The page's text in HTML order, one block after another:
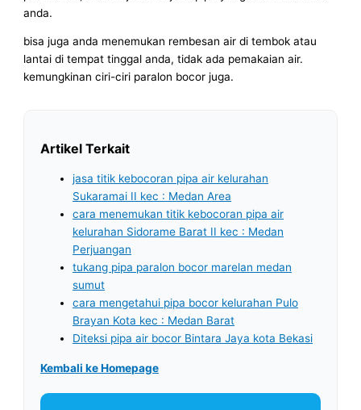
anda.
bisa juga anda menemukan rembesan air di tembok atau
lantai di tempat tinggal anda, tidak ada pemakaian air.
kemungkinan ciri-ciri paralon bocor juga.
Artikel Terkait
jasa titik kebocoran pipa air kelurahan
Sukaramai II kec : Medan Area
cara menemukan titik kebocoran pipa air
kelurahan Sidorame Barat II kec : Medan
Perjuangan
tukang pipa paralon bocor marelan medan
sumut
cara mengetahui pipa bocor kelurahan Pulo
Brayan Kota kec : Medan Barat
Diteksi pipa air bocor Bintara Jaya kota Bekasi
Kembali ke Homepage